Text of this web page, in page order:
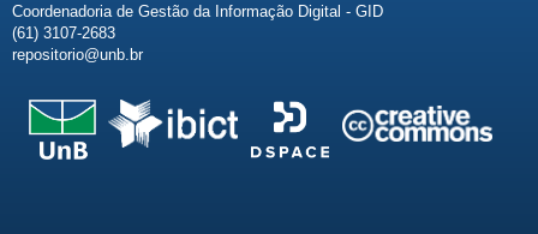
Coordenadoria de Gestão da Informação Digital - GID
(61) 3107-2683
repositorio@unb.br